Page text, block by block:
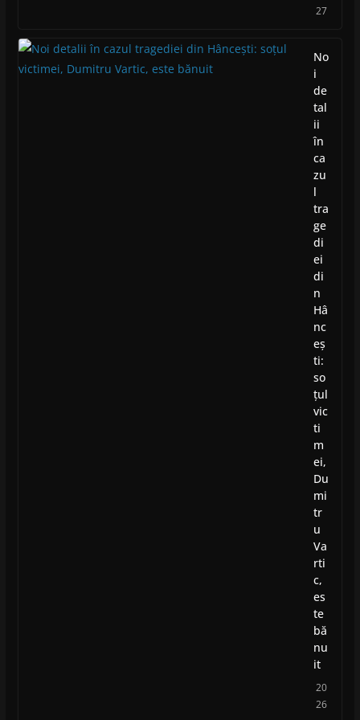
27
No
i
de
tal
ii
în
ca
zu
l
tra
ge
di
ei
di
n
Hâ
nc
eș
ti:
so
țul
vic
ti
m
ei,
Du
mi
tr
u
Va
rti
c,
es
te
bă
nu
it
20
26